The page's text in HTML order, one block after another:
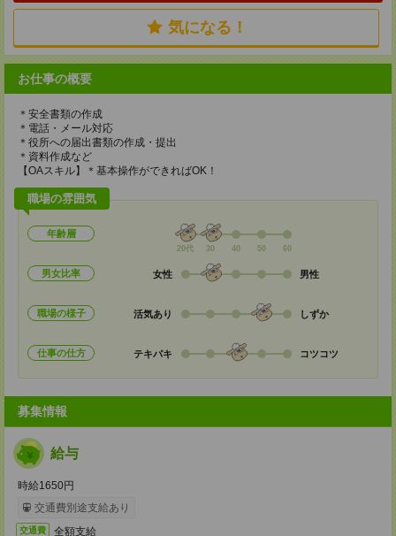
気になる！
お仕事の概要
＊安全書類の作成
＊電話・メール対応
＊役所への届出書類の作成・提出
＊資料作成など
【OAスキル】＊基本操作ができればOK！
職場の雰囲気
年齢層
20代 30 40 50 60
男女比率 女性 男性
職場の様子 活気あり しずか
仕事の仕方 テキパキ コツコツ
募集情報
給与
時給1650円
交通費別途支給あり
交通費 全額支給